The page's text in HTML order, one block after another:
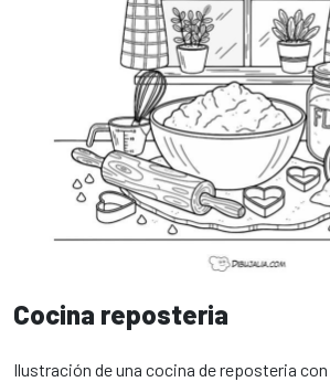
Cocina reposteria
Ilustración de una cocina de reposteria